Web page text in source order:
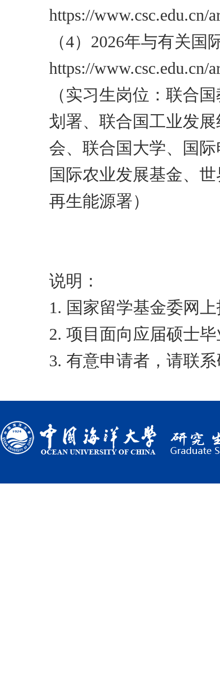
https://www.csc.edu.cn/
（4）2026年与有关
https://www.csc.edu.cn/
（实习生岗位：联合
划署、联合国工业发
会、联合国大学、国
国际农业发展基金、
再生能源署）
说明：
1. 国家留学基金委网
2. 项目面向应届硕士
3. 有意申请者，请联